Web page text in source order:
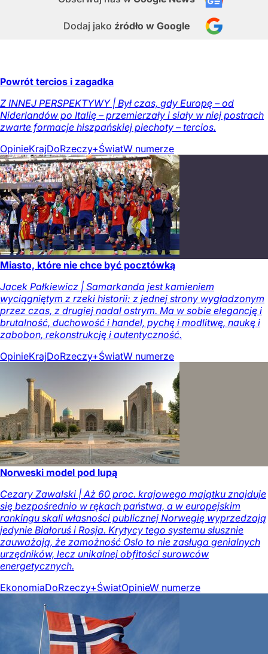
Dodaj jako źródło w Google
Powrót tercios i zagadka
Z INNEJ PERSPEKTYWY | Był czas, gdy Europę – od
Niderlandów po Italię – przemierzały i siały w niej postrach
zwarte formacje hiszpańskiej piechoty – tercios.
OpinieKrajDoRzeczy+ŚwiatW numerze
Miasto, które nie chce być pocztówką
Jacek Pałkiewicz | Samarkanda jest kamieniem
wyciągniętym z rzeki historii: z jednej strony wygładzonym
przez czas, z drugiej nadal ostrym. Ma w sobie elegancję i
brutalność, duchowość i handel, pychę i modlitwę, naukę i
zabobon, rekonstrukcję i autentyczność.
OpinieKrajDoRzeczy+ŚwiatW numerze
Norweski model pod lupą
Cezary Zawalski | Aż 60 proc. krajowego majątku znajduje
się bezpośrednio w rękach państwa, a w europejskim
rankingu skali własności publicznej Norwegię wyprzedzają
jedynie Białoruś i Rosja. Krytycy tego systemu słusznie
zauważają, że zamożność Oslo to nie zasługa genialnych
urzędników, lecz unikalnej obfitości surowców
energetycznych.
EkonomiaDoRzeczy+ŚwiatOpinieW numerze